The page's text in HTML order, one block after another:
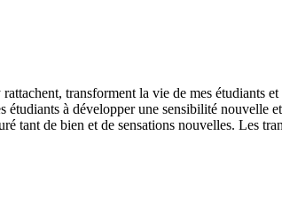
transforment la vie de mes étudiants
étudiants à développer une sensibilité nouvelle
tant de bien et de sensations nouvelles. Les